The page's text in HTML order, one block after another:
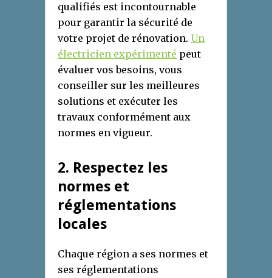
qualifiés est incontournable
pour garantir la sécurité de
votre projet de rénovation. Un
électricien expérimenté peut
évaluer vos besoins, vous
conseiller sur les meilleures
solutions et exécuter les
travaux conformément aux
normes en vigueur.
2. Respectez les
normes et
réglementations
ocales
Chaque région a ses normes et
ses réglementations